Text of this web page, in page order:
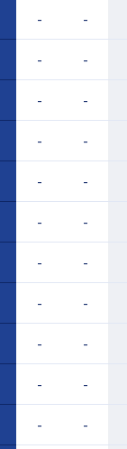
- -
- -
- -
- -
- -
- -
- -
- -
- -
- -
- -